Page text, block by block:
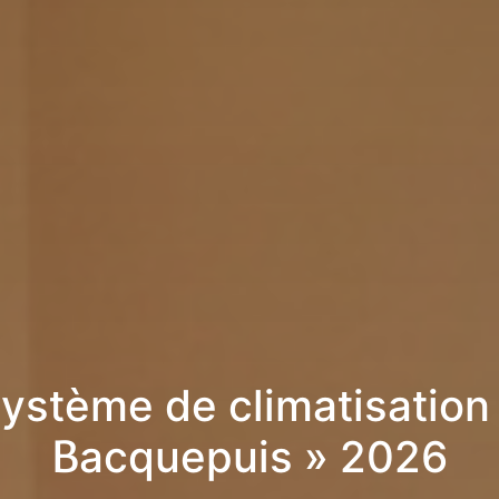
de climatisation
Bacquepuis » 2026